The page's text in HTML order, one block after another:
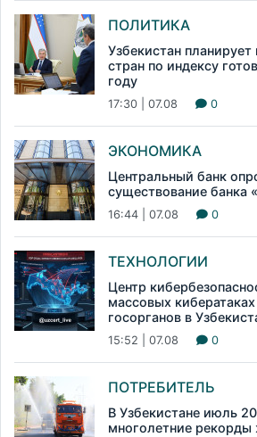
ПОЛИТИКА
Узбекистан
стран по индексу
году
17:30 | 07.08 0
ЭКОНОМИКА
Центральный банк
существование банка
16:44 | 07.08 0
ТЕХНОЛОГИИ
Центр
массовых
госорганов в
15:52 | 07.08 0
ПОТРЕБИТЕЛЬ
В Узбекистане июль
многолетние